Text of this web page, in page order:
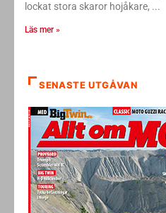
lockat stora skaror hojåkare,
Läs mer »
SENASTE UTGÅVAN